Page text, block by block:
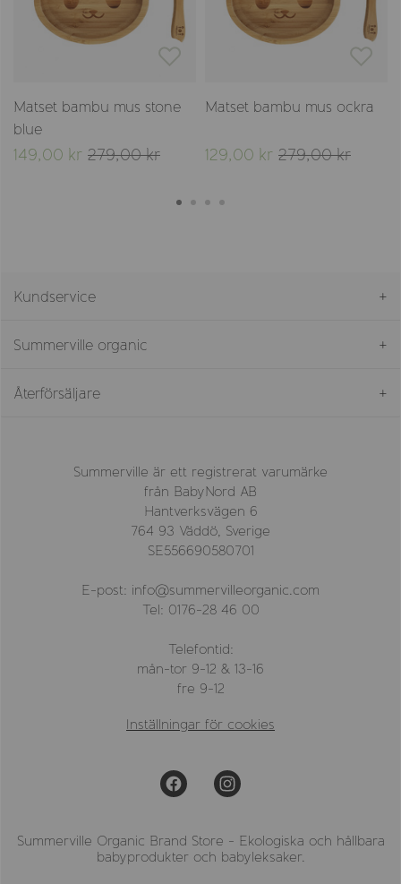
Matset bambu mus stone
blue
149,00 kr 279,00 kr
Matset bambu mus ockra
129,00 kr 279,00 kr
Kundservice
Summerville organic
Återförsäljare
Summerville är ett registrerat varumärke
från BabyNord AB
Hantverksvägen 6
764 93 Väddö, Sverige
SE556690580701
E-post: info@summervilleorganic.com
Tel: 0176-28 46 00
Telefontid:
mån-tor 9-12 & 13-16
fre 9-12
Inställningar för cookies
Summerville Organic Brand Store - Ekologiska och hållbara
babyprodukter och babyleksaker.